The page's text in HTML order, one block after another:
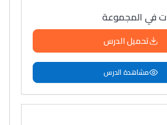
تحميل الدرس
مشاهدة الدرس